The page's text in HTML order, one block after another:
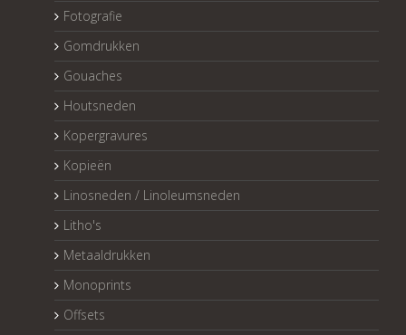
Fotografie
Gomdrukken
Gouaches
Houtsneden
Kopergravures
Kopieën
Linosneden / Linoleumsneden
Litho's
Metaaldrukken
Monoprints
Offsets